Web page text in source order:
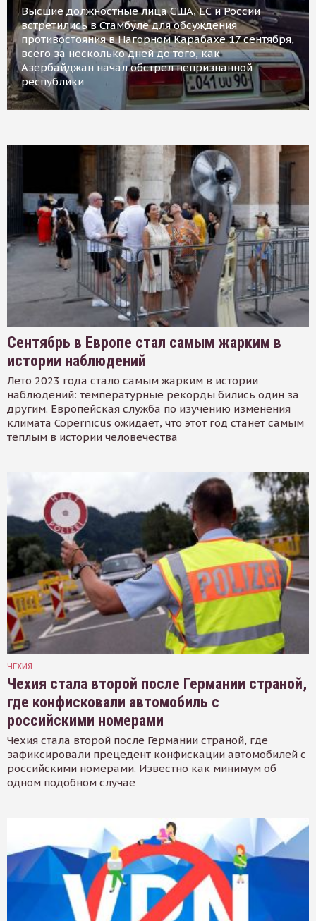
Высшие должностные лица США, ЕС и России
встретились в Стамбуле для обсуждения
противостояния в Нагорном Карабахе 17 сентября,
всего за несколько дней до того, как
Азербайджан начал обстрел непризнанной
республики
Сентябрь в Европе стал самым жарким в
истории наблюдений
Лето 2023 года стало самым жарким в истории
наблюдений: температурные рекорды бились один за
другим. Европейская служба по изучению изменения
климата Copernicus ожидает, что этот год станет самым
тёплым в истории человечества
ЧЕХИЯ
Чехия стала второй после Германии страной,
где конфисковали автомобиль с
российскими номерами
Чехия стала второй после Германии страной, где
зафиксировали прецедент конфискации автомобилей с
российскими номерами. Известно как минимум об
одном подобном случае